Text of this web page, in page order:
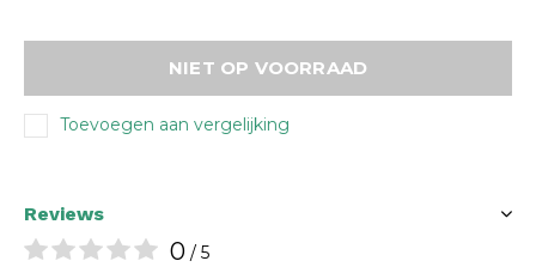
NIET OP VOORRAAD
Toevoegen aan vergelijking
Reviews
0 / 5